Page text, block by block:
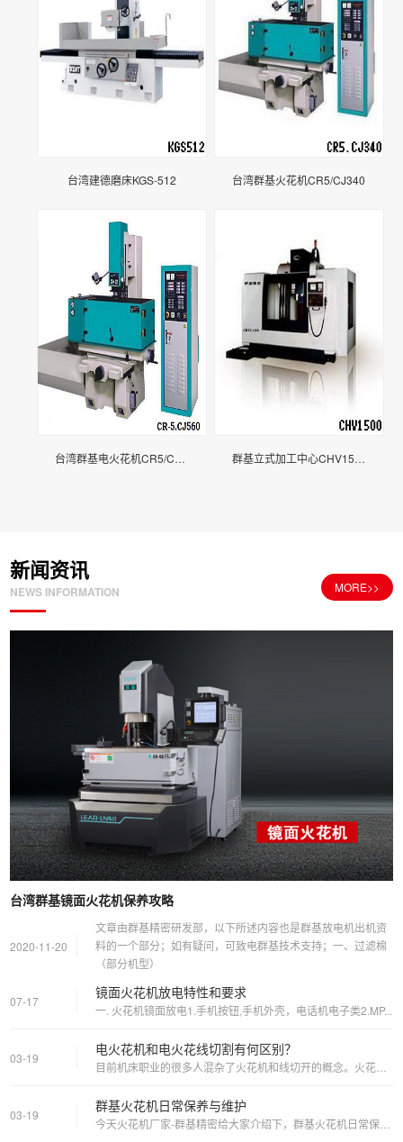
台湾建德磨床KGS-512 台湾群基火花机CR5/CJ340
台湾群基电火花机CR5/CJ560 群基立式加工中心CHV1500
新闻资讯
NEWS INFORMATION MORE>>
台湾群基镜面火花机保养攻略
2020-11-20
文章由群基精密研发部，以下所述内容也是群基放电机出机资
料的一个部分；如有疑问，可致电群基技术支持；一、过滤棉
（部分机型）
07-17 镜面火花机放电特性和要求
一. 火花机镜面放电1.手机按钮,手机外壳，电话机电子类2.MP...
03-19 电火花机和电火花线切割有何区别？
03-19 群基火花机日常保养与维护